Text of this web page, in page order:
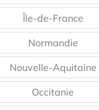
Île-de-France
Normandie
Nouvelle-Aquitaine
Occitanie